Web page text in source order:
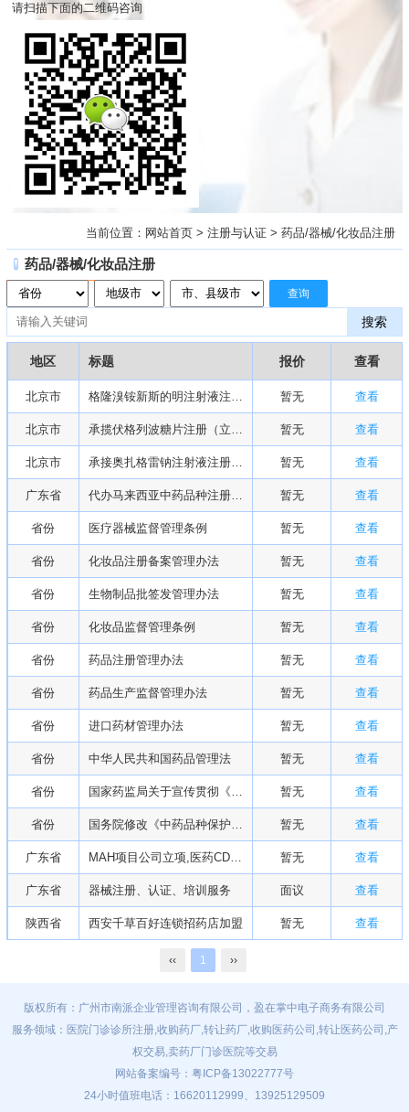
请扫描下面的二维码咨询
当前位置： 网站首页 > 注册与认证 > 药品/器械/化妆品注册
药品/器械/化妆品注册
查询
搜索
地区 标题 报价 查看
北京市 格隆溴铵新斯的明注射液注册推介 暂无 查看
北京市 承揽伏格列波糖片注册（立项说明） 暂无 查看
北京市 承接奥扎格雷钠注射液注册或过评 暂无 查看
广东省 代办马来西亚中药品种注册与项目投资 暂无 查看
省份 医疗器械监督管理条例 暂无 查看
省份 化妆品注册备案管理办法 暂无 查看
省份 生物制品批签发管理办法 暂无 查看
省份 化妆品监督管理条例 暂无 查看
省份 药品注册管理办法 暂无 查看
省份 药品生产监督管理办法 暂无 查看
省份 进口药材管理办法 暂无 查看
省份 中华人民共和国药品管理法 暂无 查看
省份 国家药监局关于宣传贯彻《中华人民共和国疫苗管理法》的通知 暂无 查看
省份 国务院修改《中药品种保护条例》等行政法规部分条款 暂无 查看
广东省 MAH项目公司立项,医药CDMO、CMO服务 暂无 查看
广东省 器械注册、认证、培训服务 面议 查看
陕西省 西安千草百好连锁招药店加盟 暂无 查看
‹‹ 1 ››
版权所有：广州市南派企业管理咨询有限公司，盈在掌中电子商务有限公司
服务领域：医院门诊诊所注册,收购药厂,转让药厂,收购医药公司,转让医药公司,产
权交易,卖药厂门诊医院等交易
网站备案编号： 粤ICP备13022777号
24小时值班电话：16620112999、13925129509